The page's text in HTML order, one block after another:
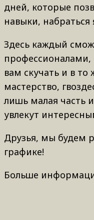
дней, которые
навыки,
Здесь каждый
профессионалами,
вам скучать и в
мастерство,
лишь малая часть
увлекут
Друзья, мы будем
графике!
Больше